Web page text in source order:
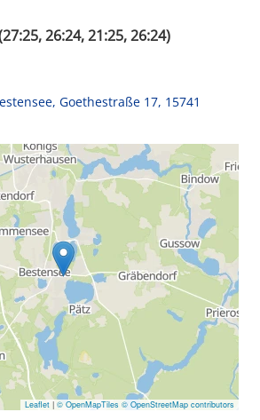
26:24, 21:25, 26:24)
Goethestraße 17, 15741
Leaflet | © OpenMapTiles © OpenStreetMap contributors